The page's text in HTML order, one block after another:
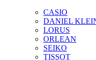
CASIO
DANIEL
LORUS
ORLEAN
SEIKO
TISSOT